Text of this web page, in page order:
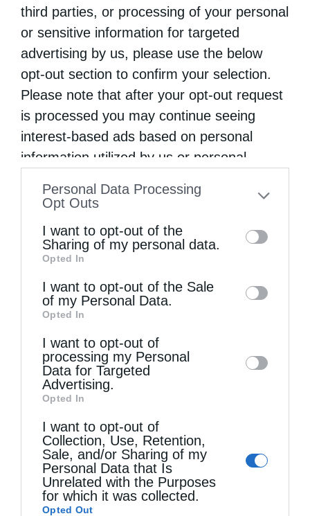
third parties, or processing of your personal
or sensitive information for targeted
advertising by us, please use the below
opt-out section to confirm your selection.
Please note that after your opt-out request
is processed you may continue seeing
interest-based ads based on personal
information utilized by us or personal
to your opt-out. You may separately opt-out
information by third parties on the IAB’s list
of downstream participants. This
information may also be disclosed by us to
third parties on theIAB’s List of
Downstream Participants
disclose it to other third parties.
Personal Data Processing
Opt Outs
I want to opt-out of the
Sharing of my personal data.
Opted In
I want to opt-out of the Sale
of my Personal Data.
Opted In
I want to opt-out of
processing my Personal
Data for Targeted
Advertising.
Opted In
I want to opt-out of
Collection, Use, Retention,
Sale, and/or Sharing of my
Personal Data that Is
Unrelated with the Purposes
for which it was collected.
Opted Out
Ελληνικός Ερυθρός Σταυρός: Τι πρέπει να
περιέχει ένα φαρμακείο διακοπών
Η πανήγυρις της Μεταμορφώσεως του Σωτήρος
στη Θεσσαλονίκη